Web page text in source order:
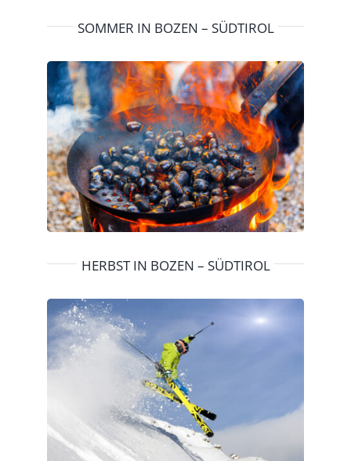
SOMMER IN BOZEN – SÜDTIROL
HERBST IN BOZEN – SÜDTIROL